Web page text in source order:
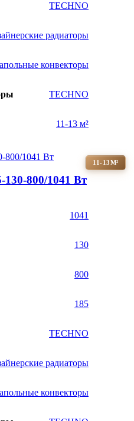
TECHNO
радиаторы
конвекторы
TECHNO
11-13 м²
11-13М²
800/1041 Вт
1041
130
800
185
TECHNO
радиаторы
конвекторы